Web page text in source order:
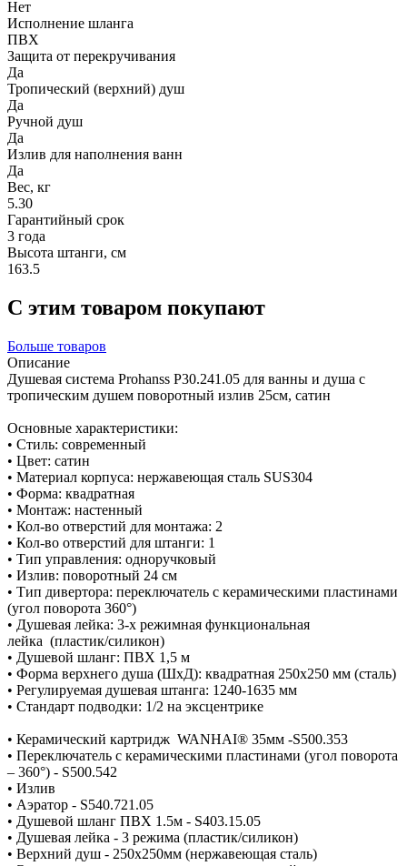
Нет
Исполнение шланга
ПВХ
Защита от перекручивания
Да
Тропический (верхний) душ
Да
Ручной душ
Да
Излив для наполнения ванн
Да
Вес, кг
5.30
Гарантийный срок
3 года
Высота штанги, см
163.5
С этим товаром покупают
Больше товаров
Описание
Душевая система Prohanss P30.241.05 для ванны и душа с
тропическим душем поворотный излив 25см, сатин
Основные характеристики:
• Стиль: современный
• Цвет: сатин
• Материал корпуса: нержавеющая сталь SUS304
• Форма: квадратная
• Монтаж: настенный
• Кол-во отверстий для монтажа: 2
• Кол-во отверстий для штанги: 1
• Тип управления: одноручковый
• Излив: поворотный 24 см
• Тип дивертора: переключатель с керамическими пластинами
(угол поворота 360°)
• Душевая лейка: 3-х режимная функциональная
лейка (пластик/силикон)
• Душевой шланг: ПВХ 1,5 м
• Форма верхнего душа (ШхД): квадратная 250х250 мм (сталь)
• Регулируемая душевая штанга: 1240-1635 мм
• Стандарт подводки: 1/2 на эксцентрике
• Керамический картридж WANHAI® 35мм -S500.353
• Переключатель с керамическими пластинами (угол поворота
– 360°) - S500.542
• Излив
• Аэратор - S540.721.05
• Душевой шланг ПВХ 1.5м - S403.15.05
• Душевая лейка - 3 режима (пластик/силикон)
• Верхний душ - 250х250мм (нержавеющая сталь)